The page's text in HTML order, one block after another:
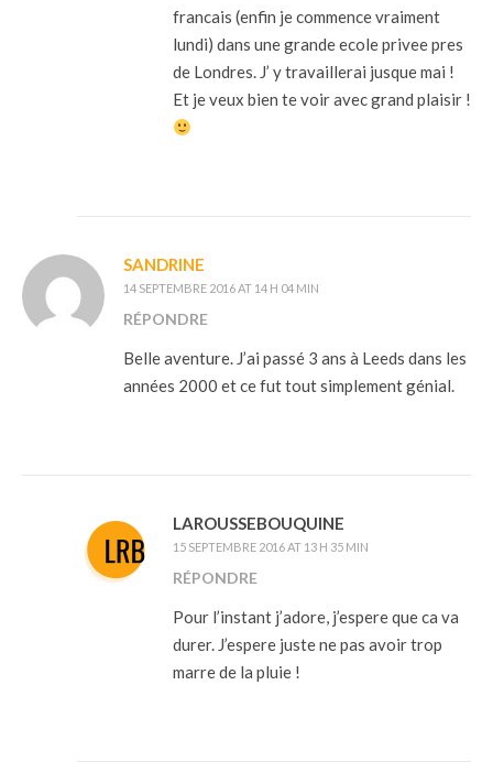
francais (enfin je commence vraiment
lundi) dans une grande ecole privee pres
de Londres. J’ y travaillerai jusque mai !
Et je veux bien te voir avec grand plaisir !
SANDRINE
14 SEPTEMBRE 2016 AT 14 H 04 MIN
RÉPONDRE
Belle aventure. J’ai passé 3 ans à Leeds dans les
années 2000 et ce fut tout simplement génial.
LAROUSSEBOUQUINE
15 SEPTEMBRE 2016 AT 13 H 35 MIN
RÉPONDRE
Pour l’instant j’adore, j’espere que ca va
durer. J’espere juste ne pas avoir trop
marre de la pluie !